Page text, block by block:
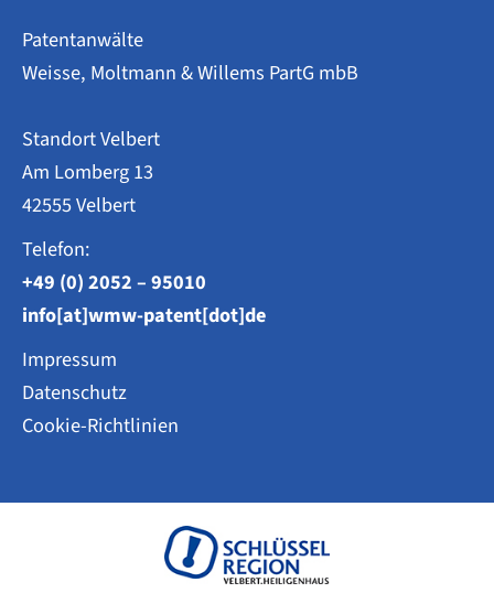
Designs
Patentanwälte
Weisse, Moltmann & Willems PartG mbB
Standort Velbert
Am Lomberg 13
42555 Velbert
Telefon:
+49 (0) 2052 – 95010
info[at]wmw-patent[dot]de
Impressum
Datenschutz
Cookie-Richtlinien